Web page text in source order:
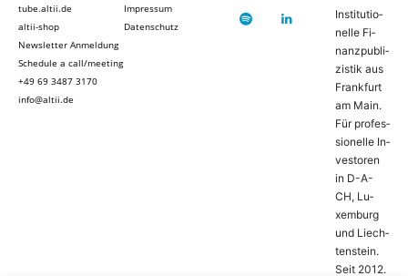
tube.altii.de
altii-shop
Newsletter Anmeldung
Schedule a call/meeting
+49 69 3487 3170
info@altii.de
Impressum
Datenschutz
In­sti­tu­ti­o­
nel­le Fi­
nanz­pu­bli­
zis­tik aus
Frank­furt
am Main.
Für pro­fes­
si­o­nel­le In­
ves­to­ren
in D-­A­-
CH, Lu­
xem­burg
und Liech­
ten­stein.
Seit 2012.